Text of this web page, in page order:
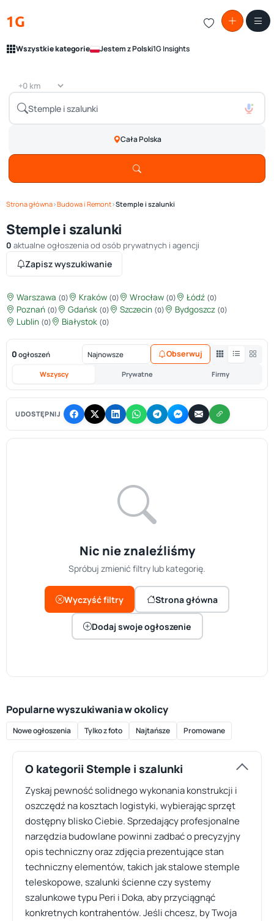
1G
Wszystkie kategorie Jestem z Polski1G Insights
Cała Polska
Strona główna›Budowa i Remont›Stemple i szalunki
Stemple i szalunki
0 aktualne ogłoszenia od osób prywatnych i agencji
Zapisz wyszukiwanie
Warszawa (0) Kraków (0) Wrocław (0) Łódź (0)
Poznań (0) Gdańsk (0) Szczecin (0) Bydgoszcz (0)
Lublin (0) Białystok (0)
0 ogłoszeń
Wszyscy Prywatne Firmy
Obserwuj
UDOSTĘPNIJ
Nic nie znaleźliśmy
Spróbuj zmienić filtry lub kategorię.
Wyczyść filtry Strona główna
Dodaj swoje ogłoszenie
Popularne wyszukiwania w okolicy
Nowe ogłoszenia Tylko z foto Najtańsze Promowane
O kategorii Stemple i szalunki
Zyskaj pewność solidnego wykonania konstrukcji i
oszczędź na kosztach logistyki, wybierając sprzęt
dostępny blisko Ciebie. Sprzedający profesjonalne
narzędzia budowlane powinni zadbać o precyzyjny
opis techniczny oraz zdjęcia prezentujące stan
techniczny elementów, takich jak stalowe stemple
teleskopowe, szalunki ścienne czy systemy
szalunkowe typu Peri i Doka, aby przyciągnąć
konkretnych kontrahentów. Jeśli chcesz, by Twoja